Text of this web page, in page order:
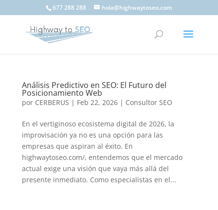
677 288 288 hola@highwaytoseo.com
Análisis Predictivo en SEO: El Futuro del
Posicionamiento Web
por CERBERUS | Feb 22, 2026| Consultor SEO
En el vertiginoso ecosistema digital de 2026, la
improvisación ya no es una opción para las
empresas que aspiran al éxito. En
highwaytoseo.com/, entendemos que el mercado
actual exige una visión que vaya más allá del
presente inmediato. Como especialistas en el...